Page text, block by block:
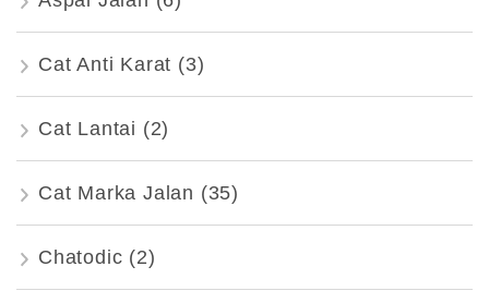
Cat Anti Karat (3)
Cat Lantai (2)
Cat Marka Jalan (35)
Chatodic (2)